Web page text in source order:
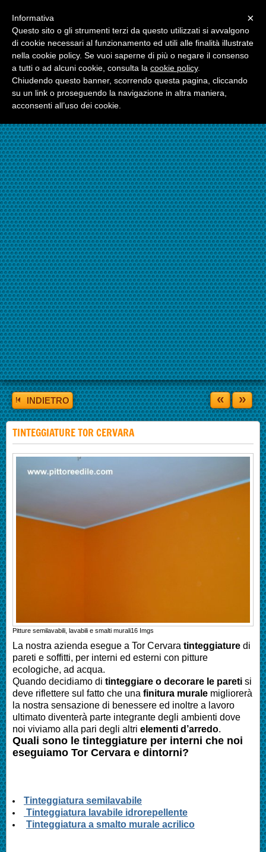
☎324.7403485
INDIETRO « »
TINTEGGIATURE TOR CERVARA
Pitture semilavabili, lavabili e smalti murali16 Imgs
La nostra azienda esegue a Tor Cervara tinteggiature di
pareti e soffitti, per interni ed esterni con pitture
ecologiche, ad acqua.
Quando decidiamo di tinteggiare o decorare le pareti si
deve riflettere sul fatto che una finitura murale migliorerà
la nostra sensazione di benessere ed inoltre a lavoro
ultimato diventerà parte integrante degli ambienti dove
noi viviamo alla pari degli altri elementi d’arredo.
Quali sono le tinteggiature per interni che noi
eseguiamo Tor Cervara e dintorni?
Tinteggiatura semilavabile
Tinteggiatura lavabile idrorepellente
Tinteggiatura a smalto murale acrilico
×
Informativa
Questo sito o gli strumenti terzi da questo utilizzati si avvalgono
di cookie necessari al funzionamento ed utili alle finalità illustrate
nella cookie policy. Se vuoi saperne di più o negare il consenso
a tutti o ad alcuni cookie, consulta la cookie policy.
Chiudendo questo banner, scorrendo questa pagina, cliccando
su un link o proseguendo la navigazione in altra maniera,
acconsenti all’uso dei cookie.